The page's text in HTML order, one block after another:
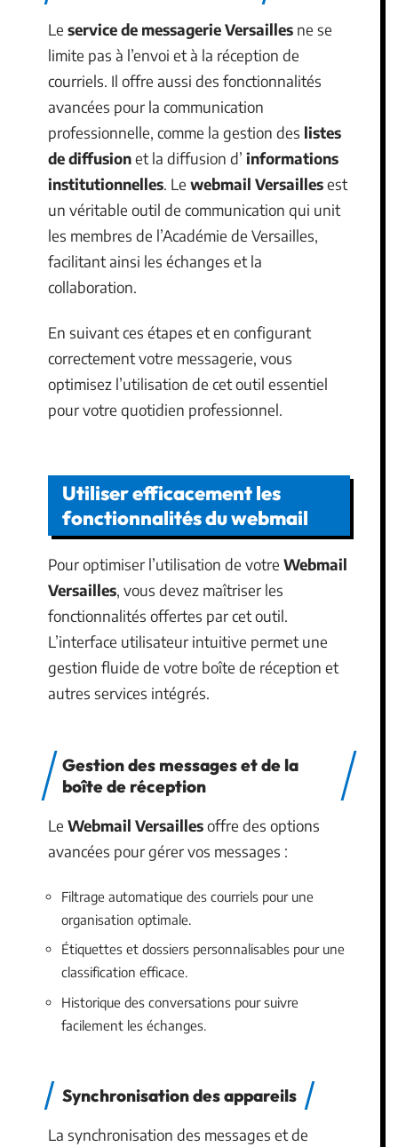
Le service de messagerie Versailles ne se
limite pas à l’envoi et à la réception de
courriels. Il offre aussi des fonctionnalités
avancées pour la communication
professionnelle, comme la gestion des listes
de diffusionet la diffusion d’ informations
institutionnelles. Le webmail Versaillesest
un véritable outil de communication qui unit
les membres de l’Académie de Versailles,
facilitant ainsi les échanges et la
collaboration.
En suivant ces étapes et en configurant
correctement votre messagerie, vous
optimisez l’utilisation de cet outil essentiel
pour votre quotidien professionnel.
Utiliser efficacement les
fonctionnalités du webmail
Pour optimiser l’utilisation de votre Webmail
Versailles, vous devez maîtriser les
fonctionnalités offertes par cet outil.
L’interface utilisateur intuitive permet une
gestion fluide de votre boîte de réception et
autres services intégrés.
Gestion des messages et de la
boîte de réception
Le Webmail Versaillesoffre des options
avancées pour gérer vos messages :
Filtrage automatique des courriels pour une
organisation optimale.
Étiquettes et dossiers personnalisables pour une
classification efficace.
Historique des conversations pour suivre
facilement les échanges.
Synchronisation des appareils
La synchronisation des messages et de